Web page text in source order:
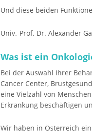
Und diese beiden
Univ.-Prof. Dr. Alexander
Was ist ein
Bei der Auswahl Ihrer
Cancer Center,
eine Vielzahl von
Erkrankung beschäftigen
Wir haben in Österreich